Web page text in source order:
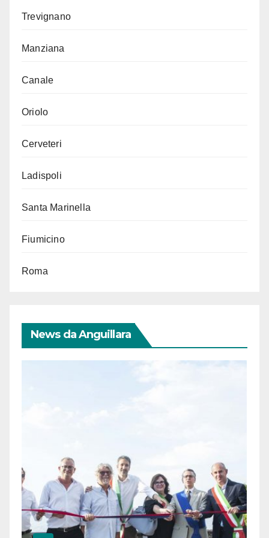
Trevignano
Manziana
Canale
Oriolo
Cerveteri
Ladispoli
Santa Marinella
Fiumicino
Roma
News da Anguillara